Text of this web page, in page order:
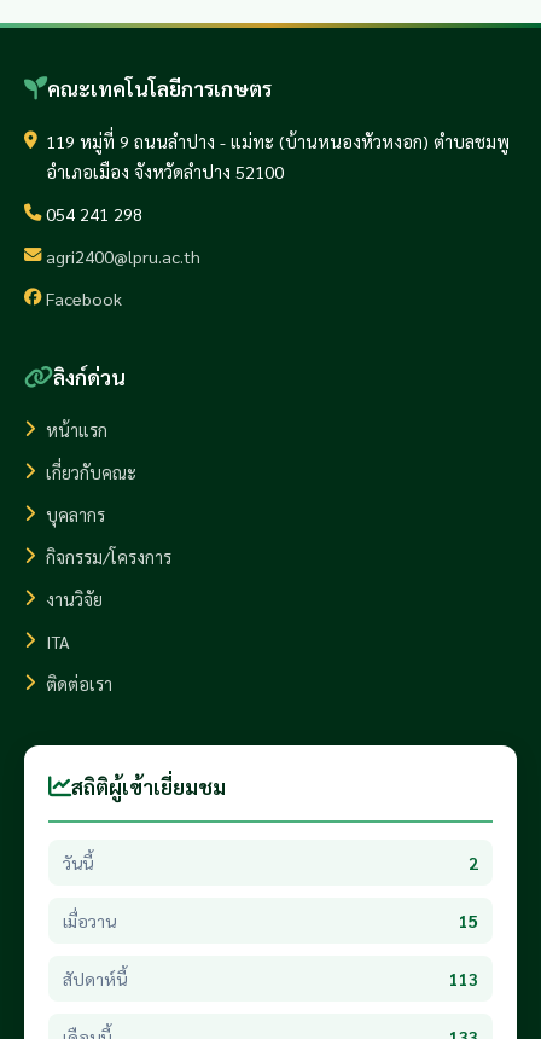
คณะเทคโนโลยีการเกษตร
119 หมู่ที่ 9 ถนนลำปาง - แม่ทะ (บ้านหนองหัวหงอก) ตำบลชมพู
อำเภอเมือง จังหวัดลำปาง 52100
054 241 298
agri2400@lpru.ac.th
Facebook
ลิงก์ด่วน
หน้าแรก
เกี่ยวกับคณะ
บุคลากร
กิจกรรม/โครงการ
งานวิจัย
ITA
ติดต่อเรา
สถิติผู้เข้าเยี่ยมชม
วันนี้ 2
เมื่อวาน 15
สัปดาห์นี้ 113